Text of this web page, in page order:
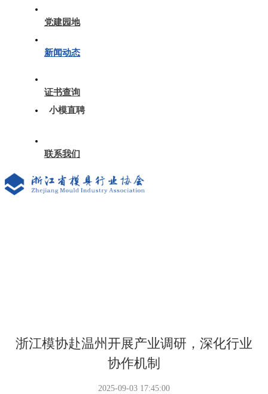
党建园地
新闻动态
证书查询
小模直聘
联系我们
浙江模协赴温州开展产业调研，深化行业
协作机制
2025-09-03 17:45:00